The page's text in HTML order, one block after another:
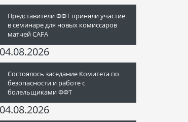
Представители ФФТ приняли участие
в семинаре для новых комиссаров
матчей CAFA
04.08.2026
Состоялось заседание Комитета по
безопасности и работе с
болельщиками ФФТ
04.08.2026